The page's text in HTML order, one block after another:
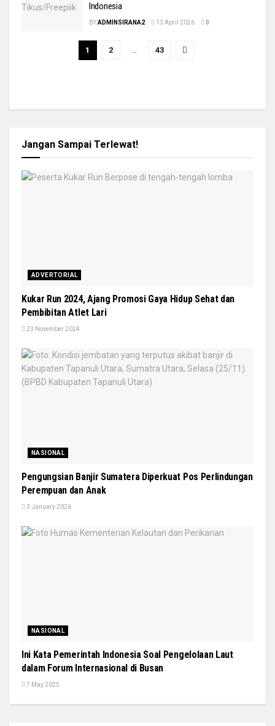
Indonesia
BYADMINSIRANA2 13 April 2026 0
1 2 43
Jangan Sampai Terlewat!
ADVERTORIAL
Kukar Run 2024, Ajang Promosi Gaya Hidup Sehat dan
Pembibitan Atlet Lari
23 November 2024
NASIONAL
Pengungsian Banjir Sumatera Diperkuat Pos Perlindungan
Perempuan dan Anak
3 January 2026
NASIONAL
Ini Kata Pemerintah Indonesia Soal Pengelolaan Laut
dalam Forum Internasional di Busan
7 May 2025